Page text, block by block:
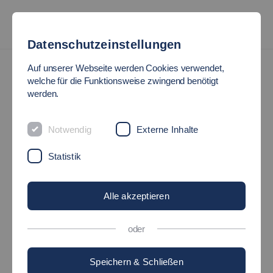
NEUIGKEITEN
Hier können Sie sich in unsere Newslettereintragen und
erfahrenNeuigkeiten
Neuigkeiten
Datenschutzeinstellungen
Auf unserer Webseite werden Cookies verwendet,
welche für die Funktionsweise zwingend benötigt
werden.
Notwendig Externe Inhalte
Statistik
Alle akzeptieren
oder
Speichern & Schließen